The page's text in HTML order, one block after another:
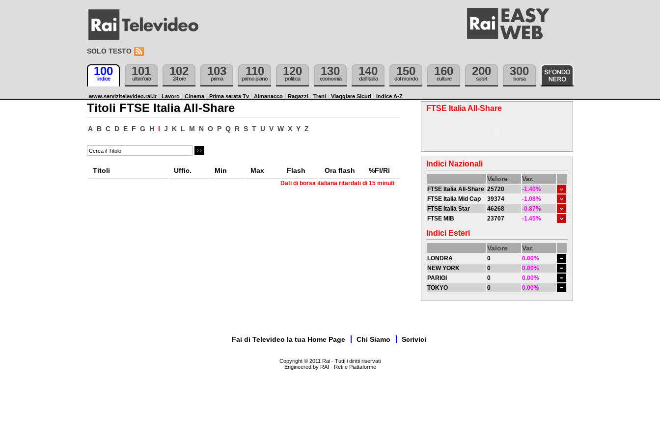
SOLO TESTO
100
indice
101
ultim'ora
102
24 ore
103
prima
110
primo piano
120
politica
130
economia
140
dall'itallia
150
dal mondo
160
culture
200
sport
300
borsa
www.servizitelevideo.rai.it Lavoro Cinema Prima serata Tv Almanacco Ragazzi Treni Viaggiare Sicuri Indice A-Z
Titoli FTSE Italia All-Share
A B C D E F G H I J K L M N O P Q R S T U V W X Y Z
Titoli Uffic. Min Max Flash Ora flash %Fl/Ri
Dati di borsa italiana ritardati di 15 minuti
FTSE Italia All-Share
Indici Nazionali
Valore Var.
FTSE Italia All-Share 25720
-1.40%
FTSE Italia Mid Cap
39374
-1.08%
FTSE Italia Star
46268
-0.87%
FTSE MIB
23707 -1.45%
Indici Esteri
Valore Var.
LONDRA 0
0.00%
NEW YORK
0
0.00%
PARIGI
0
0.00%
TOKYO
0 0.00%
Fai di Televideo la tua Home Page Chi Siamo Scrivici
Copyright © 2011 Rai - Tutti i diritti riservati
Engineered by RAI - Reti e Piattaforme